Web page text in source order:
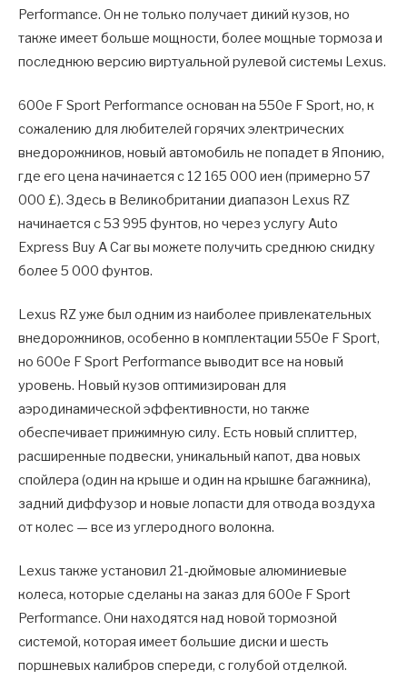
Performance. Он не только получает дикий кузов, но
также имеет больше мощности, более мощные тормоза и
последнюю версию виртуальной рулевой системы Lexus.
600e F Sport Performance основан на 550e F Sport, но, к
сожалению для любителей горячих электрических
внедорожников, новый автомобиль не попадет в Японию,
где его цена начинается с 12 165 000 иен (примерно 57
000 £). Здесь в Великобритании диапазон Lexus RZ
начинается с 53 995 фунтов, но через услугу Auto
Express Buy A Car вы можете получить среднюю скидку
более 5 000 фунтов.
Lexus RZ уже был одним из наиболее привлекательных
внедорожников, особенно в комплектации 550e F Sport,
но 600e F Sport Performance выводит все на новый
уровень. Новый кузов оптимизирован для
аэродинамической эффективности, но также
обеспечивает прижимную силу. Есть новый сплиттер,
расширенные подвески, уникальный капот, два новых
спойлера (один на крыше и один на крышке багажника),
задний диффузор и новые лопасти для отвода воздуха
от колес — все из углеродного волокна.
Lexus также установил 21-дюймовые алюминиевые
колеса, которые сделаны на заказ для 600e F Sport
Performance. Они находятся над новой тормозной
системой, которая имеет большие диски и шесть
поршневых калибров спереди, с голубой отделкой.